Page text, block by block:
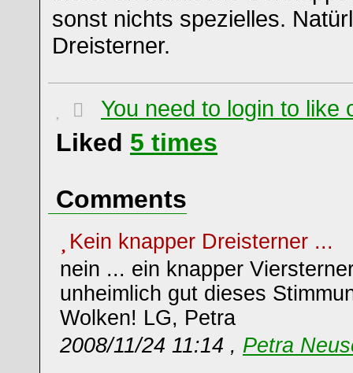
sonst nichts spezielles.
Dreisterner.
You need to login to like
Liked 5 times
Comments
Kein knapper Dreisterner ...
nein ... ein knapper
unheimlich gut dieses
Wolken! LG, Petra
2008/11/24 11:14 , Petra